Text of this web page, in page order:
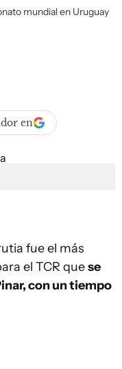
mundial en Uruguay
en
fue el más
el TCR quese
con un tiempo